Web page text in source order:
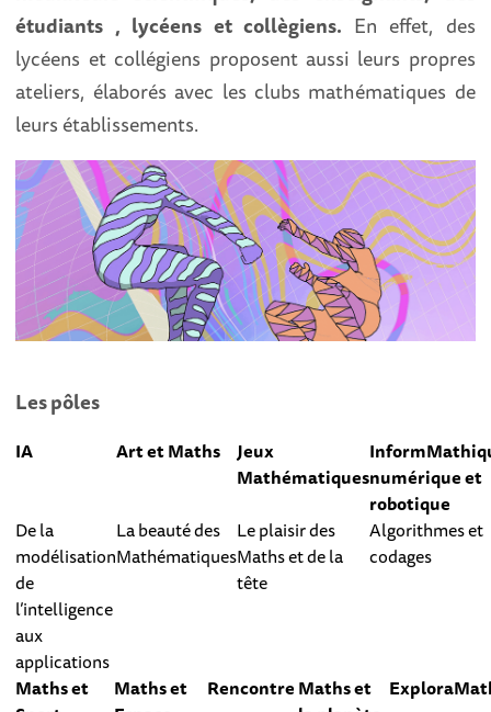
étudiants , lycéens et collègiens. En effet, des
lycéens et collégiens proposent aussi leurs propres
ateliers, élaborés avec les clubs mathématiques de
leurs établissements.
Les pôles
IA Art et Maths Jeux
Mathématiquesnumérique et
robotique
De la
modélisation
de
l’intelligence
aux
applications
La beauté des
Mathématiques
Le plaisir des
Maths et de la
tête
Algorithmes et
codages
Maths et
Maths et
RencontreMaths et